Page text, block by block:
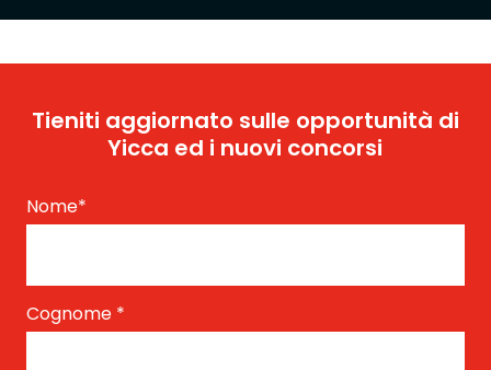
Tieniti aggiornato sulle opportunità di
Yicca ed i nuovi concorsi
Nome*
Cognome *